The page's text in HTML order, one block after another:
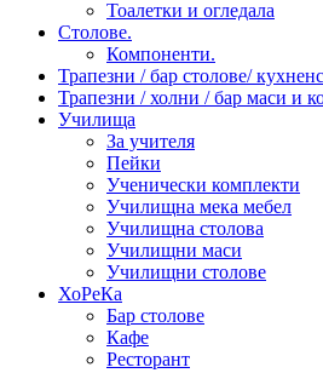
Тоалетки и огледала
Столове.
Компоненти.
Трапезни / бар столове/
Трапезни / холни / бар маси и
Училища
За учителя
Пейки
Ученически комплекти
Училищна мека мебел
Училищна столова
Училищни маси
Училищни столове
ХоРеКа
Бар столове
Кафе
Ресторант